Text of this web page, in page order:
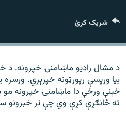
موږ وڅارئ
د ازادې اروپا راډیو ټولې ووبپاڼې
شریک کړئ
د مشال راډیو ماښامنۍ خپرونه. د
بیا ورپسې رپورټونه خپرېږي. ورسره
ځېنې ورځې دا ماښامنۍ خپرونه مو
ته ځانګړې کړې وي چې تر خبرونو